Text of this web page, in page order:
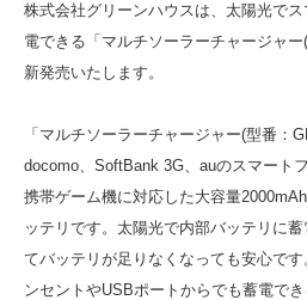
株式会社グリーンハウスは、太陽光で
電できる「マルチソーラーチャージャ
新発売いたします。
「マルチソーラーチャージャー(型番：
docomo、SoftBank 3G、auのスマート
携帯ゲーム機に対応した大容量
ッテリです。太陽光で内部バッテリに
てバッテリが足りなくなっても安心で
ンセントやUSBポートからでも蓄電で